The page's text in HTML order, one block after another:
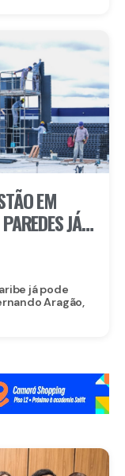
EM
JÁ
já pode
Aragão,